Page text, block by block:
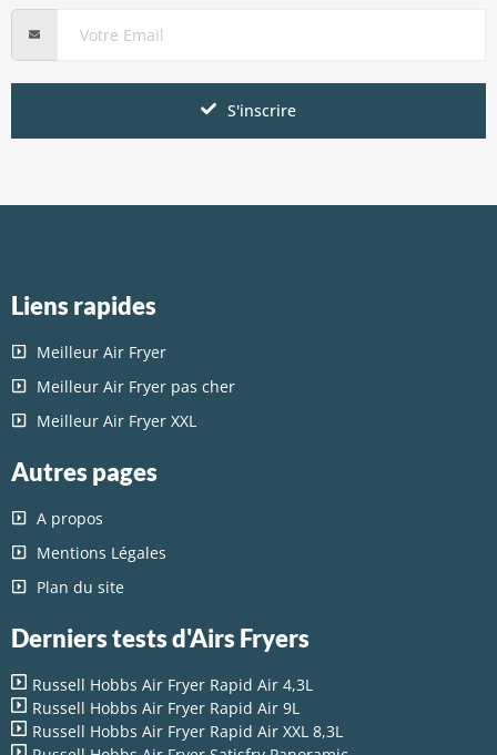
S'inscrire
Liens rapides
Meilleur Air Fryer
Meilleur Air Fryer pas cher
Meilleur Air Fryer XXL
Autres pages
A propos
Mentions Légales
Plan du site
Derniers tests d'Airs Fryers
Russell Hobbs Air Fryer Rapid Air 4,3L
Russell Hobbs Air Fryer Rapid Air 9L
Russell Hobbs Air Fryer Rapid Air XXL 8,3L